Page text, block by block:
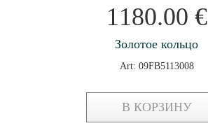
1180.00 €
Золотое кольцо
Art: 09FB5113008
В КОРЗИНУ